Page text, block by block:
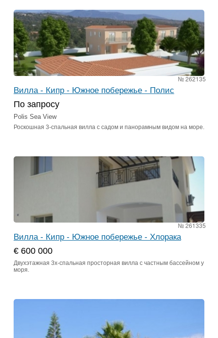
№ 262135
Вилла - Кипр - Южное побережье - Полис
По запросу
Polis Sea View
Роскошная 3-спальная вилла с садом и панорамным видом на море.
№ 261335
Вилла - Кипр - Южное побережье - Хлорака
€ 600 000
Двухэтажная 3х-спальная просторная вилла с частным бассейном у
моря.